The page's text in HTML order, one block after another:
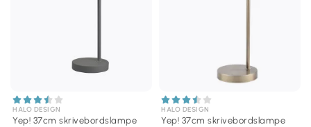
HALO DESIGN
Yep! 37cm skrivebordslampe
HALO DESIGN
Yep! 37cm skrivebordslampe